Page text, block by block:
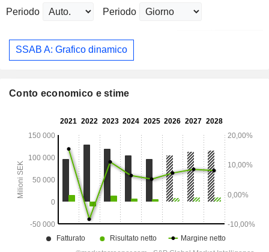
Periodo Periodo
SSAB A: Grafico dinamico
Conto economico e stime